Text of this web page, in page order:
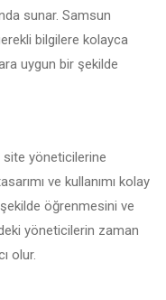
sunar. Samsun
bilgilere kolayca
uygun bir şekilde
site yöneticilerine
ve kullanımı kolay
öğrenmesini ve
yöneticilerin zaman
olur.